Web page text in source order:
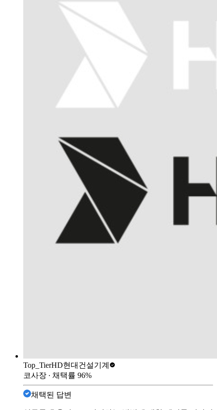
Top_TierHD현대건설기계
코사장 ∙ 채택률 96%
채택된 답변